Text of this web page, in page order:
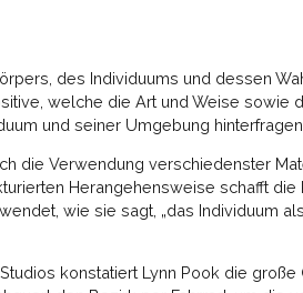
des Individuums und dessen
welche die Art und Weise sowie
und seiner Umgebung
die Verwendung verschiedenster
Herangehensweise schafft die
wie sie sagt, „das Individuum
konstatiert Lynn Pook die große